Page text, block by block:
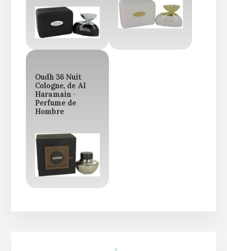
Oudh 36 Nuit
Cologne, de Al
Haramain ·
Perfume de
Hombre